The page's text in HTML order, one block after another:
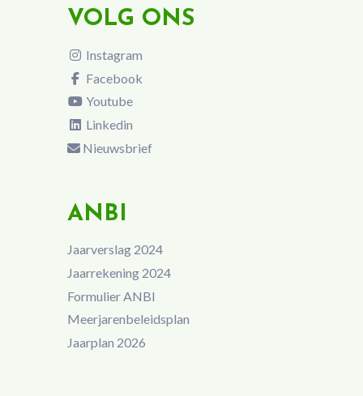
VOLG ONS
Instagram
Facebook
Youtube
Linkedin
Nieuwsbrief
ANBI
Jaarverslag 2024
Jaarrekening 2024
Formulier ANBI
Meerjarenbeleidsplan
Jaarplan 2026